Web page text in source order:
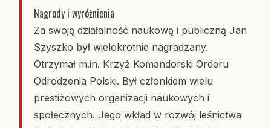
Nagrody i wyróżnienia
Za swoją działalność naukową i publiczną Jan
Szyszko był wielokrotnie nagradzany.
Otrzymał m.in. Krzyż Komandorski Orderu
Odrodzenia Polski. Był członkiem wielu
prestiżowych organizacji naukowych i
społecznych. Jego wkład w rozwój leśnictwa